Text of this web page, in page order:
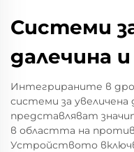
Системи
далечина
Интегрираните в
системи за
представляват
в областта на
Устройството